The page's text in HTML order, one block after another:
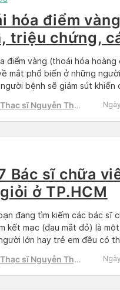
hóa điểm
triệu chứng,
điểm vàng (thoái hóa hoàng
mắt phổ biến ở những
bệnh sẽ giảm sút khiến
cẩn thận sẽ làm chậm […]
sĩ Nguyễn Thị
Bác sĩ chữa
ở TP.HCM
đang tìm kiếm các bác sĩ
kết mạc (đau mắt đỏ) là
lớn hay trẻ em đều có
mắt để […]
sĩ Nguyễn Thị